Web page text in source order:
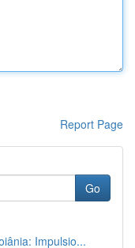
Report Page
Go
Impulsio...